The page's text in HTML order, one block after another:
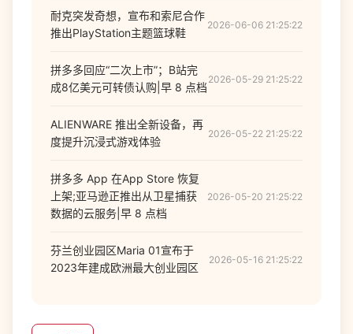
耐克突发奇想，宣布和索尼合作
推出PlayStation主题篮球鞋
2026-06-06 21:25:22
拼多多回应“二次上市”；B站完
成8亿美元可转债认购|早 8 点档
2026-05-29 21:25:22
ALIENWARE 推出全新设备，再
度提升沉浸式游戏体验
2026-05-22 21:25:22
拼多多 App 在App Store 恢复
上架;亚马逊正推出从卫星捕获
数据的云服务|早 8 点档
2026-05-20 21:25:22
芬兰创业园区Maria 01宣布于
2023年建成欧洲最大创业园区
2026-05-16 21:25:22